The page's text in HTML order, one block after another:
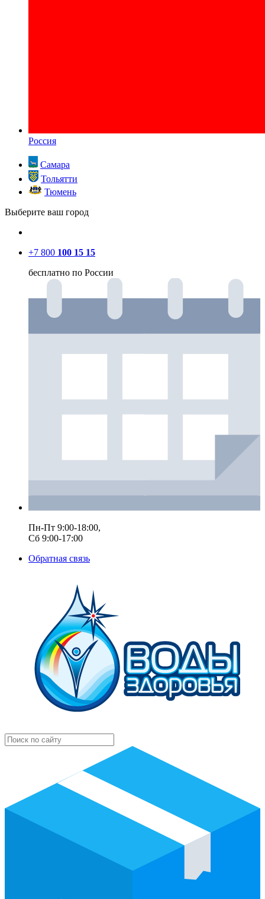
Россия
Самара
Тольятти
Тюмень
Выберите ваш город
+7 800 100 15 15
бесплатно по России
Пн-Пт 9:00-18:00,
Сб 9:00-17:00
Обратная связь